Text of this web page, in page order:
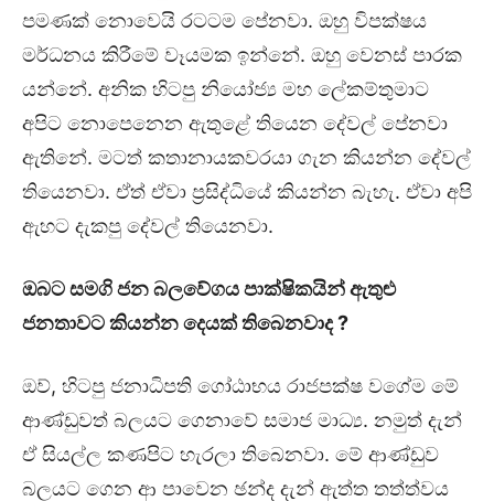
පමණක් නොවෙයි රටටම පේනවා. ඔහු විපක්ෂය
මර්ධනය කිරීමේ වෑයමක ඉන්නේ. ඔහු වෙනස් පාරක
යන්නේ. අනික හිටපු නියෝජ්‍ය මහ ලේකම්තුමාට
අපිට නොපෙනෙන ඇතුළේ තියෙන දේවල් පේනවා
ඇතිනේ. මටත් කතානායකවරයා ගැන කියන්න දේවල්
තියෙනවා. ඒත් ඒවා ප්‍රසිද්ධියේ කියන්න බැහැ. ඒවා අපි
ඇහට දැකපු දේවල් තියෙනවා.
ඔබට සමගි ජන බලවේගය පාක්ෂිකයින් ඇතුළු
ජනතාවට කියන්න දෙයක් තිබෙනවාද ?
ඔව්, හිටපු ජනාධිපති ගෝඨාභය රාජපක්ෂ වගේම මේ
ආණ්ඩුවත් බලයට ගෙනාවේ සමාජ මාධ්‍ය. නමුත් දැන්
ඒ සියල්ල කණපිට හැරලා තිබෙනවා. මේ ආණ්ඩුව
බලයට ගෙන ආ පාවෙන ඡන්ද දැන් ඇත්ත තත්ත්වය